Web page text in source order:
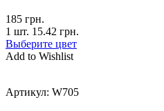
185 грн.
1 шт. 15.42 грн.
Выберите цвет
Add to Wishlist
Артикул: W705